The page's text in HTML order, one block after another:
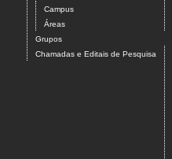
Campus
Áreas
Grupos
Chamadas e Editais de Pesquisa